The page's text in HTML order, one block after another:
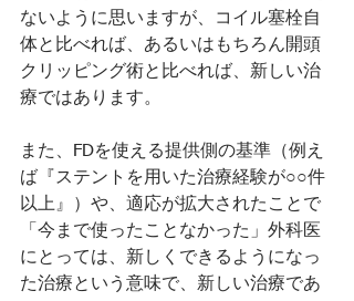
ないように思いますが、コイル塞栓自
体と比べれば、あるいはもちろん開頭
クリッピング術と比べれば、新しい治
療ではあります。
また、FDを使える提供側の基準（例え
ば『ステントを用いた治療経験が○○件
以上』）や、適応が拡大されたことで
「今まで使ったことなかった」外科医
にとっては、新しくできるようになっ
た治療という意味で、新しい治療であ